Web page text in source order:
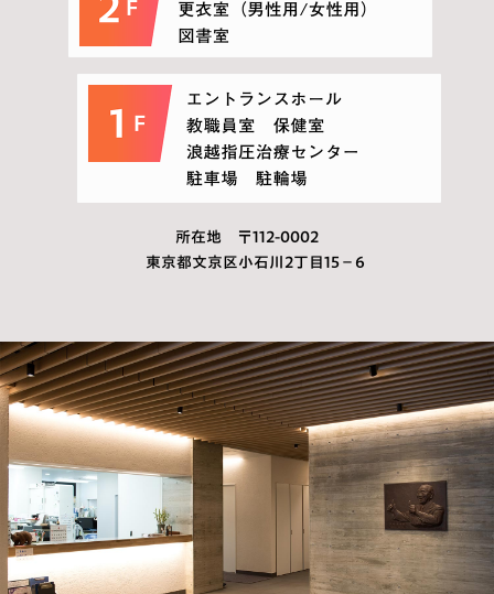
所在地 〒112-0002
東京都文京区小石川2丁目15−6